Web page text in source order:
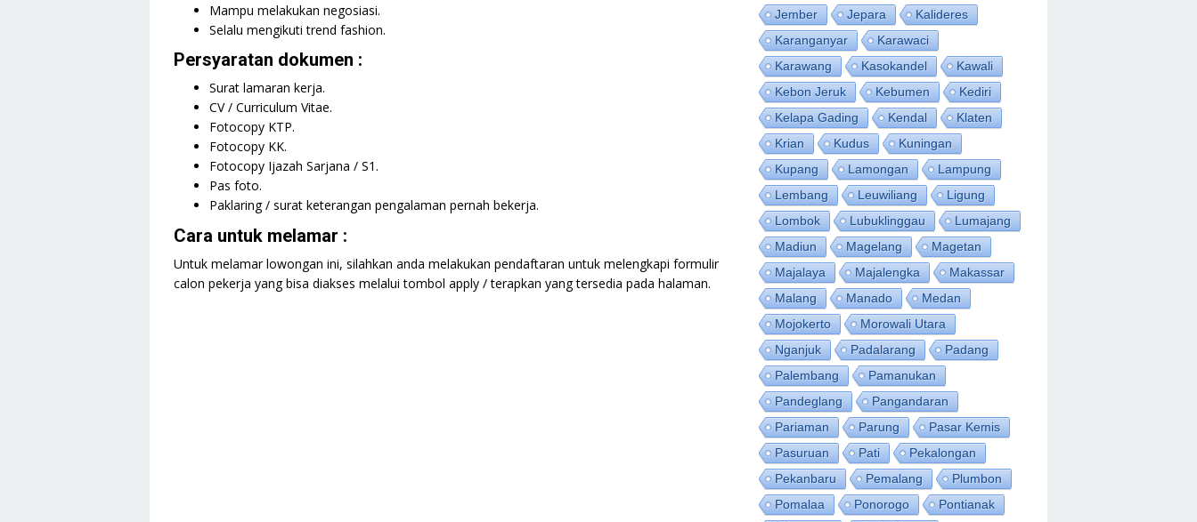
Mampu melakukan negosiasi.
Selalu mengikuti trend fashion.
Persyaratan dokumen :
Surat lamaran kerja.
CV / Curriculum Vitae.
Fotocopy KTP.
Fotocopy KK.
Fotocopy Ijazah Sarjana / S1.
Pas foto.
Paklaring / surat keterangan pengalaman pernah bekerja.
Cara untuk melamar :
Untuk melamar lowongan ini, silahkan anda melakukan pendaftaran untuk melengkapi formulir
calon pekerja yang bisa diakses melalui tombol apply / terapkan yang tersedia pada halaman.
Jember
Jepara
Kalideres
Karanganyar
Karawaci
Karawang
Kasokandel
Kawali
Kebon Jeruk
Kebumen
Kediri
Kelapa Gading
Kendal
Klaten
Krian
Kudus
Kuningan
Kupang
Lamongan
Lampung
Lembang
Leuwiliang
Ligung
Lombok
Lubuklinggau
Lumajang
Madiun
Magelang
Magetan
Majalaya
Majalengka
Makassar
Malang
Manado
Medan
Mojokerto
Morowali Utara
Nganjuk
Padalarang
Padang
Palembang
Pamanukan
Pandeglang
Pangandaran
Pariaman
Parung
Pasar Kemis
Pasuruan
Pati
Pekalongan
Pekanbaru
Pemalang
Plumbon
Pomalaa
Ponorogo
Pontianak